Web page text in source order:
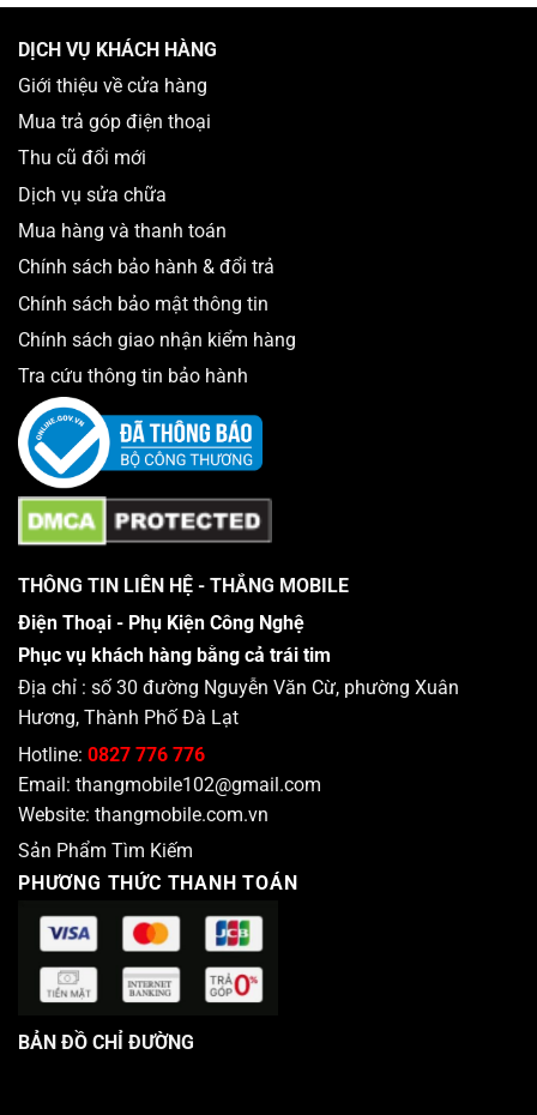
2. Nhược điểm của giải pháp camera có dây.
Đòi hỏi người lắp đặt phải có khiến thức chuyên môn cao.
Giá thành cao hơn một chút so với camera không wifi.
DỊCH VỤ KHÁCH HÀNG
Giới thiệu về cửa hàng
Mua trả góp điện thoại
Thu cũ đổi mới
Dịch vụ sửa chữa
Mua hàng và thanh toán
Chính sách bảo hành & đổi trả
Chính sách bảo mật thông tin
Chính sách giao nhận kiểm hàng
Tra cứu thông tin bảo hành
THÔNG TIN LIÊN HỆ - THẮNG MOBILE
Điện Thoại - Phụ Kiện Công Nghệ
Phục vụ khách hàng bằng cả trái tim
Địa chỉ : số 30 đường Nguyễn Văn Cừ, phường Xuân
Hương, Thành Phố Đà Lạt
Hotline: 0827 776 776
Email: thangmobile102@gmail.com
Website: thangmobile.com.vn
Sản Phẩm Tìm Kiếm
PHƯƠNG THỨC THANH TOÁN
BẢN ĐỒ CHỈ ĐƯỜNG